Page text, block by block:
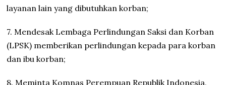
layanan lain yang dibutuhkan korban;
7. Mendesak Lembaga Perlindungan Saksi dan Korban
(LPSK) memberikan perlindungan kepada para korban
dan ibu korban;
8. Meminta Komnas Perempuan Republik Indonesia,